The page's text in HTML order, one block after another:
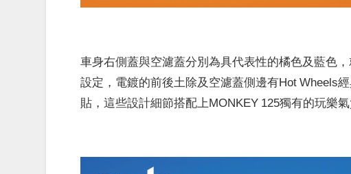
車身右側蓋與空濾蓋分別為具代表性的橘色及藍色
設定，電鍍的前後土除及空濾蓋側邊有Hot Wheels
貼，這些設計細節搭配上MONKEY 125獨有的玩樂